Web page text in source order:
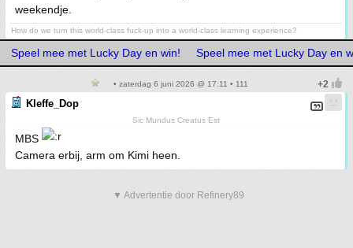
weekendje.
How do we turn this world-class fuck-up into a world-class learning experience?
Speel mee met Lucky Day en win! Speel mee met Lucky Day en
• zaterdag 6 juni 2026 @ 17:11 • 111
Kleffe_Dop
Sic Mundus Creatus Est
MBS
Camera erbij, arm om Kimi heen.
▼ Advertentie door Refinery89